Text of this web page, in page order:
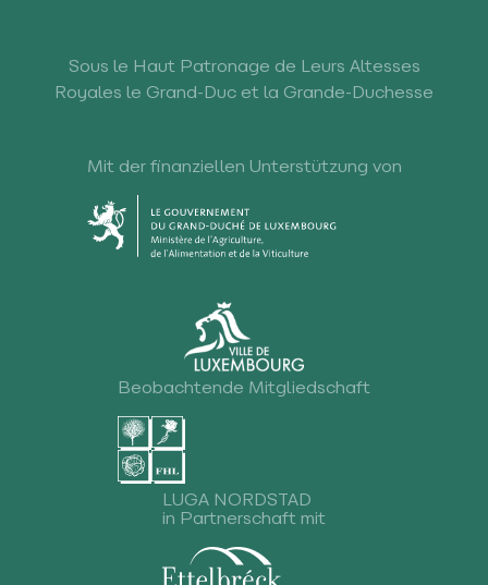
Sous le Haut Patronage de Leurs Altesses
Royales le Grand-Duc et la Grande-Duchesse
Mit der finanziellen Unterstützung von
Beobachtende Mitgliedschaft
LUGA NORDSTAD
in Partnerschaft mit